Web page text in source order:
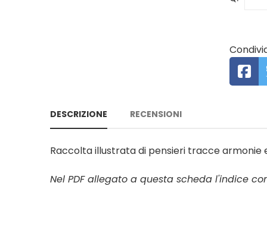
DESCRIZIONE RECENSIONI
Raccolta illustrata di pensieri tracce armonie
Nel PDF allegato a questa scheda l'indice